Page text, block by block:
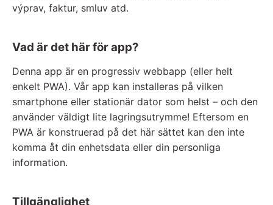
výprav, faktur, smluv atd.
Vad är det här för app?
Denna app är en progressiv webbapp (eller helt
enkelt PWA). Vår app kan installeras på vilken
smartphone eller stationär dator som helst – och den
använder väldigt lite lagringsutrymme! Eftersom en
PWA är konstruerad på det här sättet kan den inte
komma åt din enhetsdata eller din personliga
information.
Tillgänglighet